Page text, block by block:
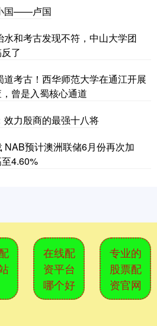
国——卢国
和考古发现不符，中山大学团
了
道考古！西华师范大学在通江开展
曾是入蜀核心通道
效力殷商的最强十八将
NAB预计澳洲联储6月份再次加
4.60%
在线配
资平台
哪个好
专业的
股票配
资官网